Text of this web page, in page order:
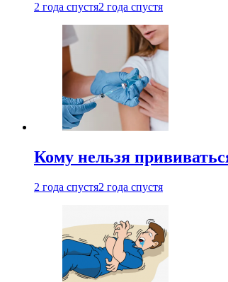
2 года спустя2 года спустя
Кому нельзя
2 года спустя2 года спустя